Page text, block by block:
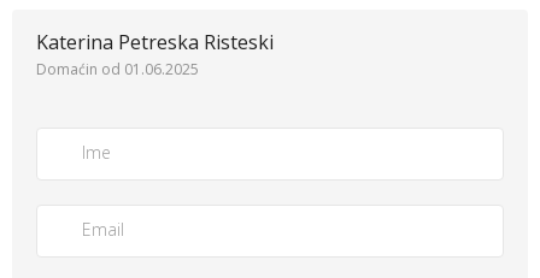
Katerina Petreska Risteski
Domaćin od 01.06.2025